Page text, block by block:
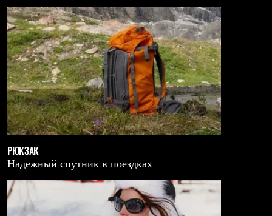
РЮКЗАК
Надежный спутник в поездках